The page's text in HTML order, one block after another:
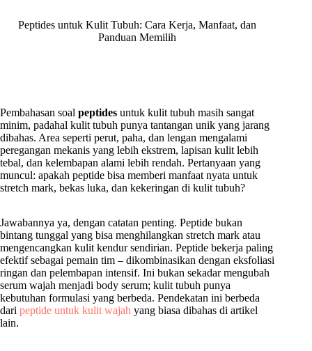
Peptides untuk Kulit Tubuh: Cara Kerja, Manfaat, dan
Panduan Memilih
Pembahasan soal peptides untuk kulit tubuh masih sangat
minim, padahal kulit tubuh punya tantangan unik yang jarang
dibahas. Area seperti perut, paha, dan lengan mengalami
peregangan mekanis yang lebih ekstrem, lapisan kulit lebih
tebal, dan kelembapan alami lebih rendah. Pertanyaan yang
muncul: apakah peptide bisa memberi manfaat nyata untuk
stretch mark, bekas luka, dan kekeringan di kulit tubuh?
Jawabannya ya, dengan catatan penting. Peptide bukan
bintang tunggal yang bisa menghilangkan stretch mark atau
mengencangkan kulit kendur sendirian. Peptide bekerja paling
efektif sebagai pemain tim – dikombinasikan dengan eksfoliasi
ringan dan pelembapan intensif. Ini bukan sekadar mengubah
serum wajah menjadi body serum; kulit tubuh punya
kebutuhan formulasi yang berbeda. Pendekatan ini berbeda
dari peptide untuk kulit wajah yang biasa dibahas di artikel
lain.